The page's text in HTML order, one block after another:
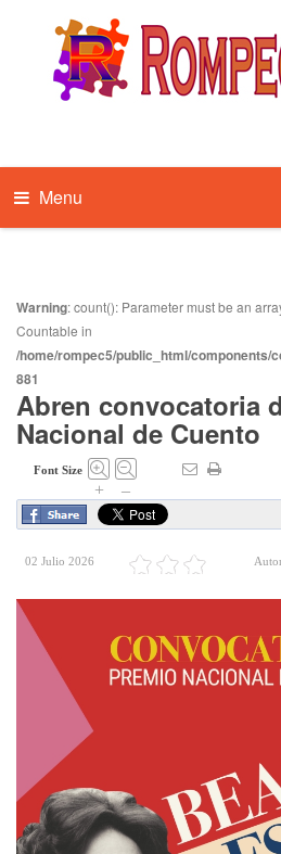
Menu
Warning: count(): Parameter must be an
Countable in
/home/rompec5/public_html/components/
881
Abren convocatoria
Nacional de Cuento
Font Size
+ –
02 Julio 2026